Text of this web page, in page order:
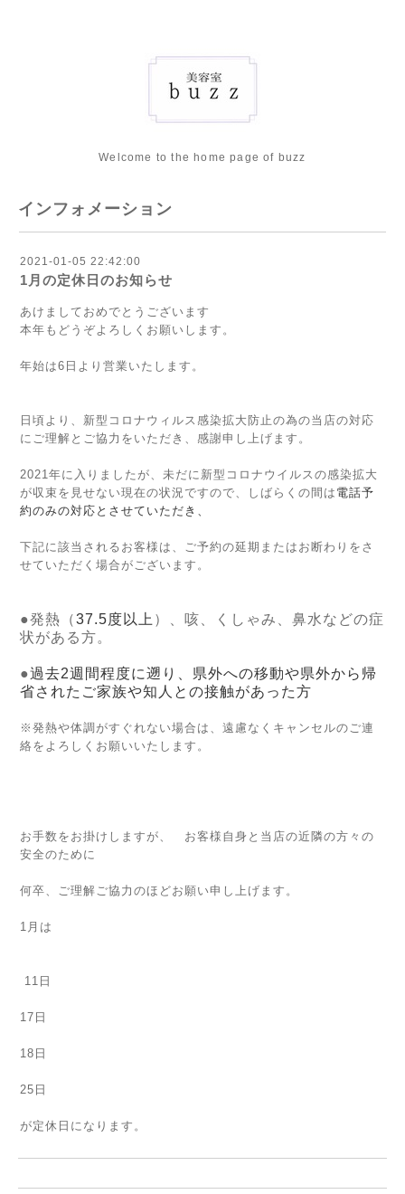
Welcome to the home page of buzz
インフォメーション
2021-01-05 22:42:00
1月の定休日のお知らせ
あけましておめでとうございます
本年もどうぞよろしくお願いします。
年始は6日より営業いたします。
日頃より、新型コロナウィルス感染拡大防止の為の当店の対応
にご理解とご協力をいただき、感謝申し上げます。
2021年に入りましたが、未だに新型コロナウイルスの感染拡大
が収束を見せない現在の状況ですので、しばらくの間は 電話予
約のみの対応とさせていただき、
下記に該当されるお客様は、ご予約の延期またはお断わりをさ
せていただく場合がございます。
●発熱（37.5度以上 ）、咳、くしゃみ、鼻水などの症
状がある方。
●過去2週間程度に遡り、県外への移動や県外から帰
省されたご家族や知人との接触があった方
※発熱や体調がすぐれない場合は、遠慮なくキャンセルのご連
絡をよろしくお願いいたします。
お手数をお掛けしますが、 お客様自身と当店の近隣の方々の
安全のために
何卒、ご理解ご協力のほどお願い申し上げます。
1月は
11日
17日
18日
25日
が定休日になります。